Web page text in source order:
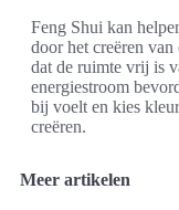
Feng Shui kan
door het creëren
dat de ruimte vrij is
energiestroom
bij voelt en kies
creëren.
Meer artikelen